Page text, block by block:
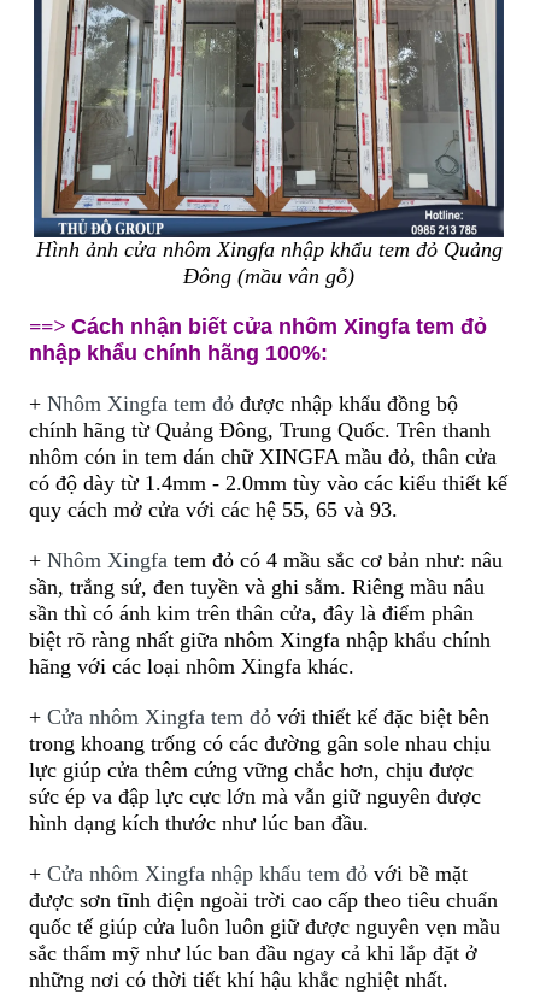
Hình ảnh cửa nhôm Xingfa nhập khẩu tem đỏ Quảng
Đông (mầu vân gỗ)
==>Cách nhận biết cửa nhôm Xingfa tem đỏ
nhập khẩu chính hãng 100%:
+Nhôm Xingfa tem đỏ được nhập khẩu đồng bộ
chính hãng từ Quảng Đông, Trung Quốc. Trên thanh
nhôm cón in tem dán chữ XINGFA mầu đỏ, thân cửa
có độ dày từ 1.4mm - 2.0mm tùy vào các kiểu thiết kế
quy cách mở cửa với các hệ 55, 65 và 93.
+Nhôm Xingfa tem đỏ có 4 mầu sắc cơ bản như: nâu
sần, trắng sứ, đen tuyền và ghi sẫm. Riêng mầu nâu
sần thì có ánh kim trên thân cửa, đây là điểm phân
biệt rõ ràng nhất giữa nhôm Xingfa nhập khẩu chính
hãng với các loại nhôm Xingfa khác.
+Cửa nhôm Xingfa tem đỏ với thiết kế đặc biệt bên
trong khoang trống có các đường gân sole nhau chịu
lực giúp cửa thêm cứng vững chắc hơn, chịu được
sức ép va đập lực cực lớn mà vẫn giữ nguyên được
hình dạng kích thước như lúc ban đầu.
+Cửa nhôm Xingfa nhập khẩu tem đỏ với bề mặt
được sơn tĩnh điện ngoài trời cao cấp theo tiêu chuẩn
quốc tế giúp cửa luôn luôn giữ được nguyên vẹn mầu
sắc thẩm mỹ như lúc ban đầu ngay cả khi lắp đặt ở
những nơi có thời tiết khí hậu khắc nghiệt nhất.